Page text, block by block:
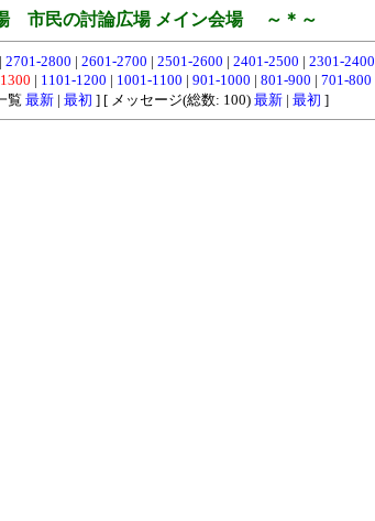
市民の討論広場 メイン会場 ～＊～
| 2701-2800 | 2601-2700 | 2501-2600 | 2401-2500 | 2301-2400
| 1101-1200 | 1001-1100 | 901-1000 | 801-900 | 701-800
覧 最新| 最初 ] [ メッセージ(総数: 100) 最新| 最初 ]